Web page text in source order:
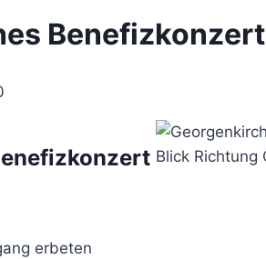
Benefizkonzert
erbeten